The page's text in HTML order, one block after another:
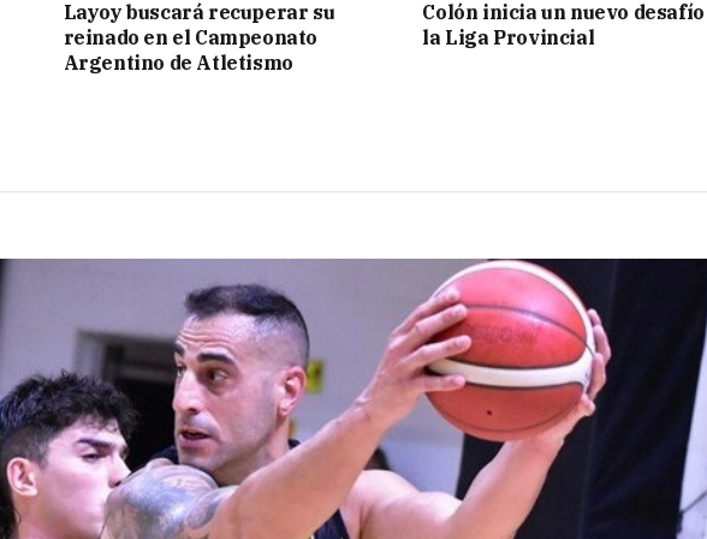
Layoy buscará recuperar su
reinado en el Campeonato
Argentino de Atletismo
Colón inicia un nuevo
la Liga Provincial